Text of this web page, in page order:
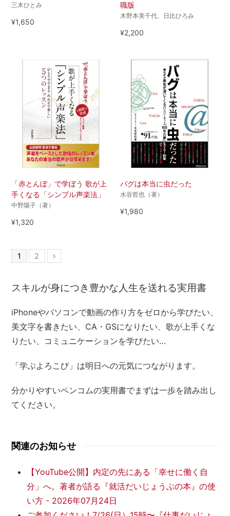
三木ひとみ
¥1,650
職版
木野本美千代、日比ひろみ
¥2,200
「赤とんぼ」で学ぼう 歌が上
手くなる「シンプル声楽法」
中野陽子（著）
¥1,320
バグは本当に虫だった
水谷哲也（著）
¥1,980
1 2
スキルが身につき豊かな人生を送れる実用書
iPhoneやパソコンで動画の作り方をゼロから学びたい、
美文字を書きたい、CA・GSになりたい、歌が上手くな
りたい、コミュニケーションを学びたい…
「学ぶよろこび」は明日への元気につながります。
分かりやすいペンコムの実用書でまずは一歩を踏み出し
てください。
関連のお知らせ
【YouTube公開】内定の先にある「幸せに働く自
分」へ。著者が語る『就活だいじょうぶの本』の使
い方 - 2026年07月24日